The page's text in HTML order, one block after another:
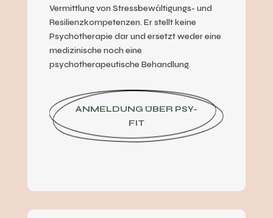
Vermittlung von Stressbewältigungs- und
Resilienzkompetenzen. Er stellt keine
Psychotherapie dar und ersetzt weder eine
medizinische noch eine
psychotherapeutische Behandlung.
ANMELDUNG ÜBER PSY-
FIT